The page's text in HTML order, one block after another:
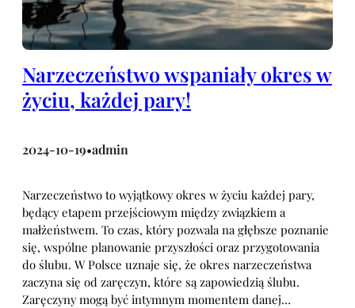
Narzeczeństwo wspaniały okres w
życiu, każdej pary!
2024-10-19•admin
Narzeczeństwo to wyjątkowy okres w życiu każdej pary,
będący etapem przejściowym między związkiem a
małżeństwem. To czas, który pozwala na głębsze poznanie
się, wspólne planowanie przyszłości oraz przygotowania
do ślubu. W Polsce uznaje się, że okres narzeczeństwa
zaczyna się od zaręczyn, które są zapowiedzią ślubu.
Zaręczyny mogą być intymnym momentem danej…